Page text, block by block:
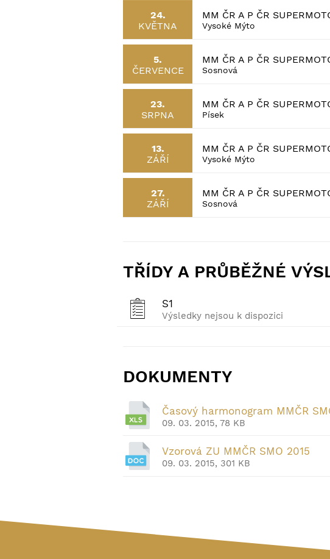
24.
KVĚTNA
MM ČR A P ČR
Vysoké Mýto
5.
ČERVENCE
MM ČR A P ČR
Sosnová
23.
SRPNA
MM ČR A P ČR
Písek
13.
ZÁŘÍ
MM ČR A P ČR
Vysoké Mýto
27.
ZÁŘÍ
MM ČR A P ČR
Sosnová
TŘÍDY A PRŮBĚŽNÉ
S1
Výsledky nejsou k dispozici
DOKUMENTY
Časový harmonogram MMČR
09. 03. 2015, 78 KB
Vzorová ZU MMČR SMO 2015
09. 03. 2015, 301 KB